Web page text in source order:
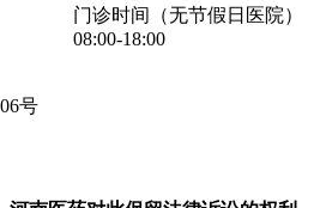
门诊时间（无节假日医院）
08:00-18:00
号